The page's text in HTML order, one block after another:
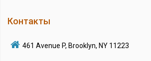
Контакты
461 Avenue P, Brooklyn, NY 11223